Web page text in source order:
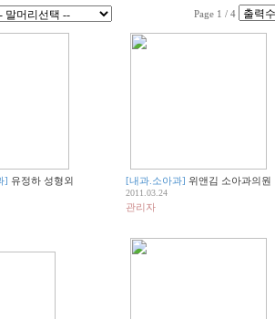
Page 1 / 4
] 유정하 성형외
[내과.소아과] 위앤김 소아과의원
2011.03.24
관리자